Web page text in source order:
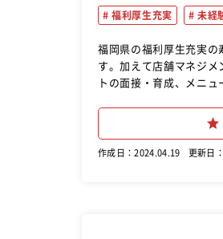
福利厚生充実 未経
福岡県の福利厚生充実の寿司職人の転職求人！お
す。加えて店舗マネジメ
トの面接・育成、メニ
作成日：2024.04.19 更新日